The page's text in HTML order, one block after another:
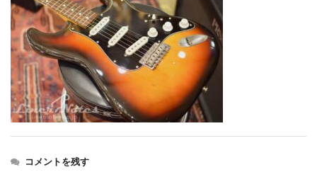
コメントを残す